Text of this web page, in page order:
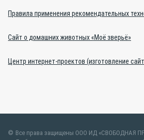
Правила применения рекомендательных
Сайт о домашних животных «Моё зверьё»
Центр интернет-проектов (изготовление
Все права защищены ООО ИД «СВОБОДНАЯ